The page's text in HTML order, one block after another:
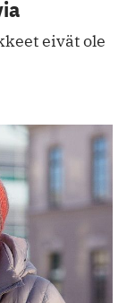
eivät ole